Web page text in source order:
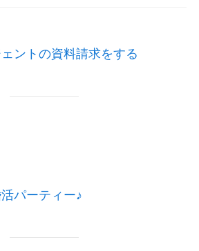
ントの資料請求をする
パーティー♪